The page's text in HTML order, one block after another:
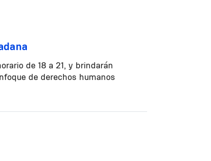
de 18 a 21, y brindarán
de derechos humanos